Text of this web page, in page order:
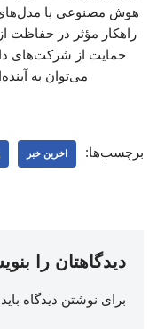
هوش مصنوعی با
راهکار مؤثر در حفاظت
حمایت از شرکت‌های
می‌توان به
برچسب‌ها: اخرین خبر
دیدگاهتان را
برای نوشتن دیدگاه باید